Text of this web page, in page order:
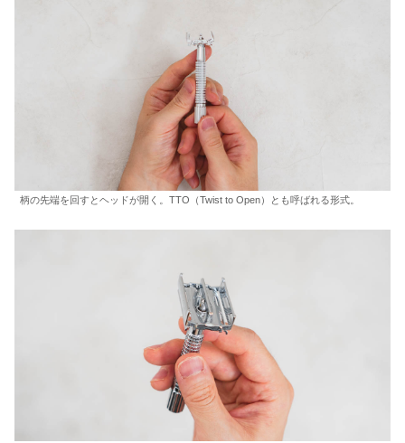
柄の先端を回すとヘッドが開く。TTO（Twist to Open）とも呼ばれる形式。